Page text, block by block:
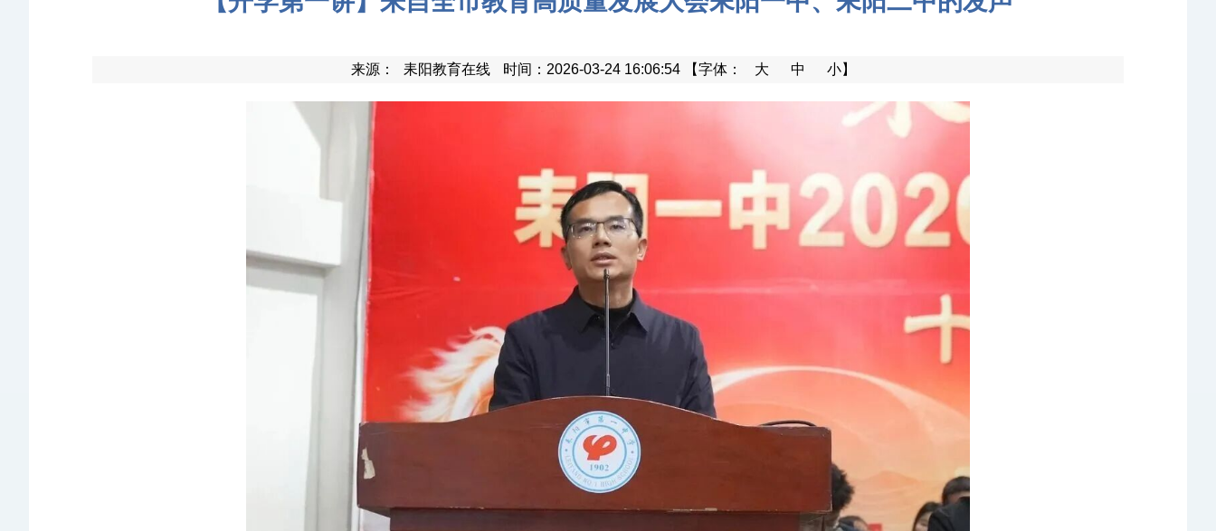
来源： 耒阳教育在线 时间：2026-03-24 16:06:54 【字体： 大 中 小】